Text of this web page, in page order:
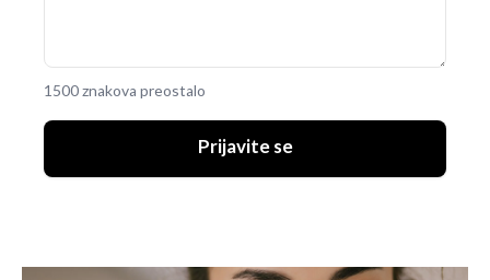
1500 znakova preostalo
Prijavite se